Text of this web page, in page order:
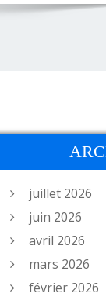
juillet 2026
juin 2026
avril 2026
mars 2026
février 2026